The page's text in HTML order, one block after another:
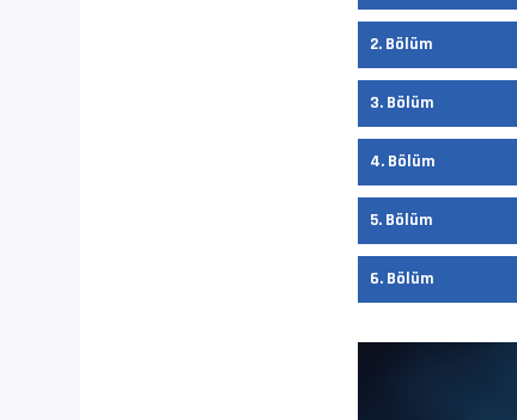
Altyazı #3
Dil
İsim
Format
2. Bölüm
3. Bölüm
4. Bölüm
5. Bölüm
6. Bölüm